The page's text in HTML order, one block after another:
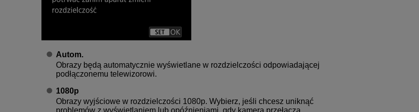
Autom.
Obrazy będą automatycznie wyświetlane w rozdzielczości odpowiadającej
podłączonemu telewizorowi.
1080p
Obrazy wyjściowe w rozdzielczości 1080p. Wybierz, jeśli chcesz uniknąć
problemów z wyświetlaniem lub opóźnieniami, gdy kamera przełącza